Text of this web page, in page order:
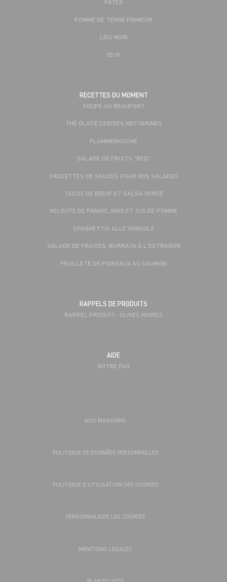
PÂTES
POMME DE TERRE PRIMEUR
LIEU NOIR
ŒUF
RECETTES DU MOMENT
SOUPE AU BEAUFORT
THÉ GLACÉ CERISES NECTARINES
FLAMMENKUCHE
SALADE DE FRUITS "RED"
3 RECETTES DE SAUCES POUR VOS SALADES
TACOS DE BŒUF ET SALSA VERDE
VELOUTÉ DE PANAIS, NOIX ET JUS DE POMME
SPAGHETTIS ALLE VONGOLE
SALADE DE FRAISES, BURRATA À L'ESTRAGON
FEUILLETÉ DE POIREAUX AU SAUMON
RAPPELS DE PRODUITS
RAPPEL PRODUIT : OLIVES NOIRES
AIDE
NOTRE FAQ
NOS MAGASINS
POLITIQUE DE DONNÉES PERSONNELLES
POLITIQUE D’UTILISATION DES COOKIES
PERSONNALISER LES COOKIES
MENTIONS LÉGALES